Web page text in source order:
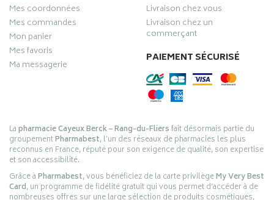
Mes coordonnées
Mes commandes
Mon panier
Mes favoris
Ma messagerie
Livraison chez vous
Livraison chez un
commerçant
PAIEMENT SÉCURISÉ
Lapharmacie Cayeux Berck – Rang-du-Fliersfait désormais partie du
groupementPharmabest, l’un des réseaux de pharmacies les plus
reconnus en France, réputé pour son exigence de qualité, son expertise
et son accessibilité.
Grâce àPharmabest, vous bénéficiez de la carte privilègeMy Very Best
Card, un programme de fidélité gratuit qui vous permet d’accéder à de